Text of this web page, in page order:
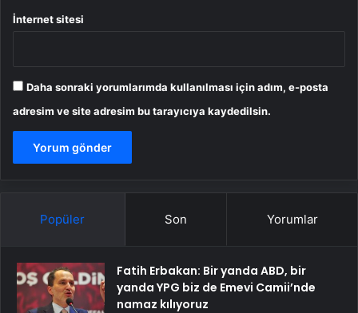
İnternet sitesi
Daha sonraki yorumlarımda kullanılması için adım, e-posta
adresim ve site adresim bu tarayıcıya kaydedilsin.
Popüler Son Yorumlar
Fatih Erbakan: Bir yanda ABD, bir
yanda YPG biz de Emevi Camii’nde
namaz kılıyoruz